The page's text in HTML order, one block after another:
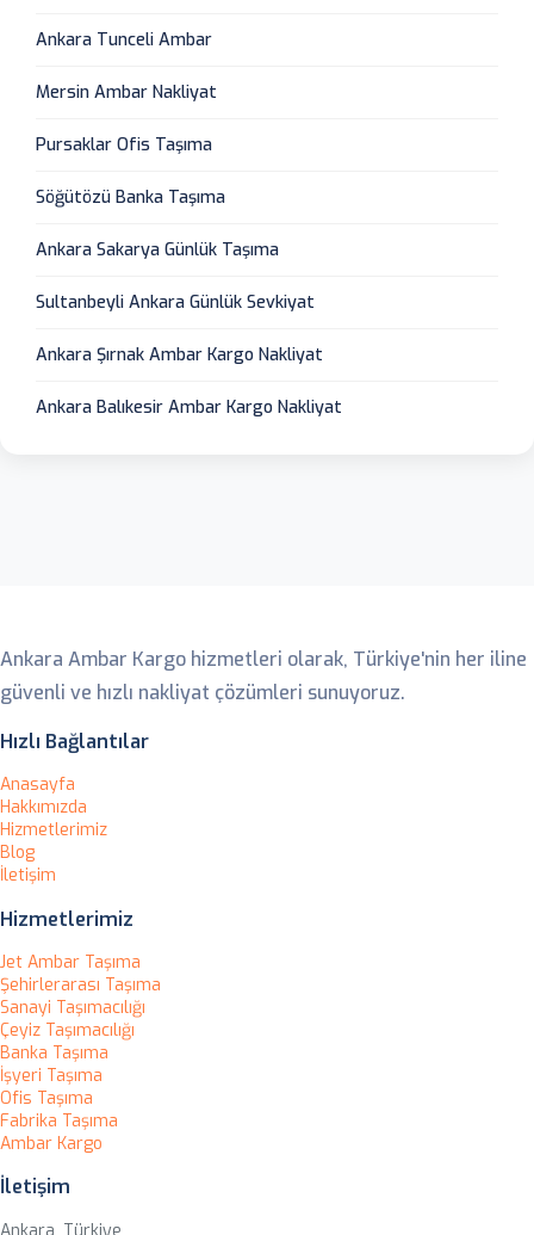
Ankara Tunceli Ambar
Mersin Ambar Nakliyat
Pursaklar Ofis Taşıma
Söğütözü Banka Taşıma
Ankara Sakarya Günlük Taşıma
Sultanbeyli Ankara Günlük Sevkiyat
Ankara Şırnak Ambar Kargo Nakliyat
Ankara Balıkesir Ambar Kargo Nakliyat
Ankara Ambar Kargo hizmetleri olarak, Türkiye'nin her iline
güvenli ve hızlı nakliyat çözümleri sunuyoruz.
Hızlı Bağlantılar
Anasayfa
Hakkımızda
Hizmetlerimiz
Blog
İletişim
Hizmetlerimiz
Jet Ambar Taşıma
Şehirlerarası Taşıma
Sanayi Taşımacılığı
Çeyiz Taşımacılığı
Banka Taşıma
İşyeri Taşıma
Ofis Taşıma
Fabrika Taşıma
Ambar Kargo
İletişim